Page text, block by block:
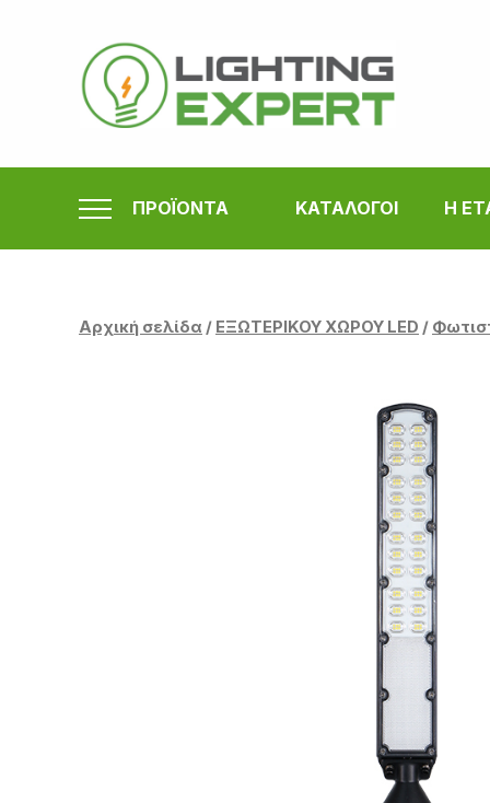
περιεχόμενο
ΠΡΟΪΟΝΤΑ ΚΑΤΑΛΟΓΟΙ Η
Αρχική σελίδα / ΕΞΩΤΕΡΙΚΟΥ ΧΩΡΟΥ LED /